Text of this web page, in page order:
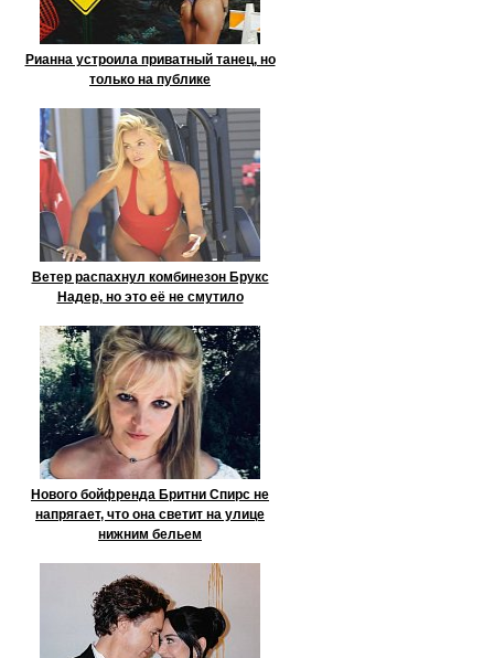
Рианна устроила приватный танец, но
только на публике
Ветер распахнул комбинезон Брукс
Надер, но это её не смутило
Нового бойфренда Бритни Спирс не
напрягает, что она светит на улице
нижним бельем